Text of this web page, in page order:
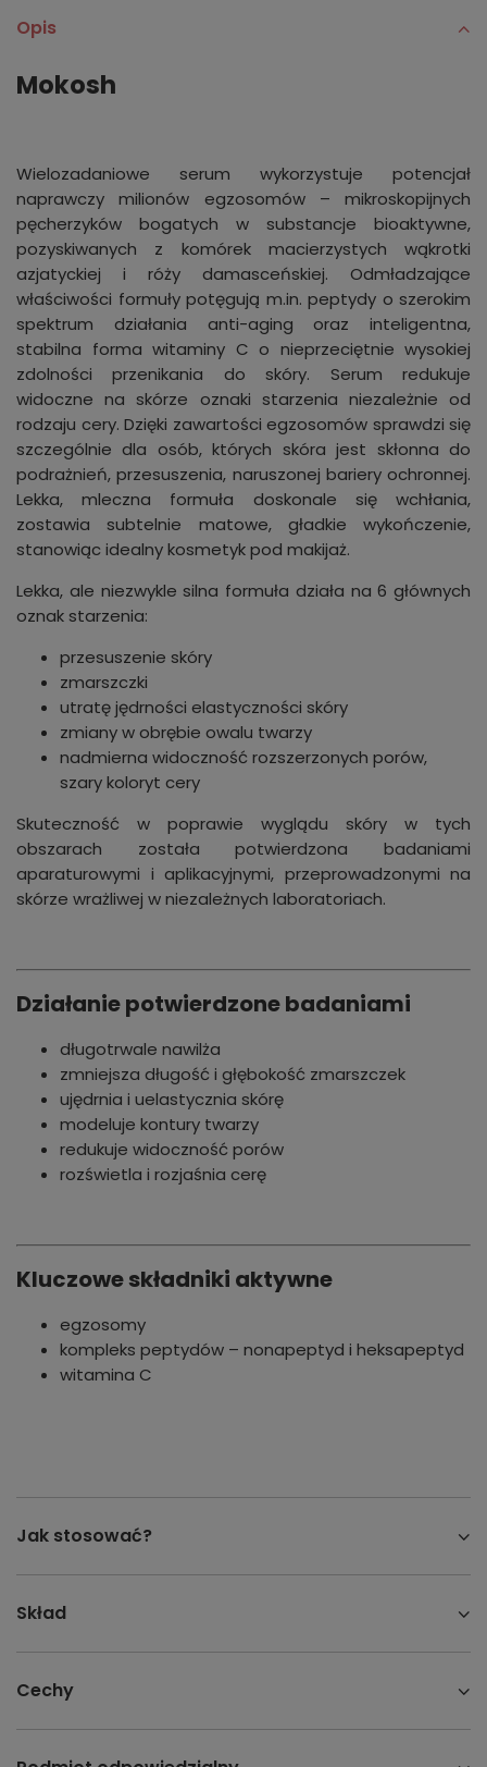
Opis
Mokosh
Wielozadaniowe serum wykorzystuje potencjał
naprawczy milionów egzosomów – mikroskopijnych
pęcherzyków bogatych w substancje bioaktywne,
pozyskiwanych z komórek macierzystych wąkrotki
azjatyckiej i róży damasceńskiej. Odmładzające
właściwości formuły potęgują m.in. peptydy o szerokim
spektrum działania anti-aging oraz inteligentna,
stabilna forma witaminy C o nieprzeciętnie wysokiej
zdolności przenikania do skóry. Serum redukuje
widoczne na skórze oznaki starzenia niezależnie od
rodzaju cery. Dzięki zawartości egzosomów sprawdzi się
szczególnie dla osób, których skóra jest skłonna do
podrażnień, przesuszenia, naruszonej bariery ochronnej.
Lekka, mleczna formuła doskonale się wchłania,
zostawia subtelnie matowe, gładkie wykończenie,
stanowiąc idealny kosmetyk pod makijaż.
Lekka, ale niezwykle silna formuła działa na 6 głównych
oznak starzenia:
przesuszenie skóry
zmarszczki
utratę jędrności elastyczności skóry
zmiany w obrębie owalu twarzy
nadmierna widoczność rozszerzonych porów,
szary koloryt cery
Skuteczność w poprawie wyglądu skóry w tych
obszarach została potwierdzona badaniami
aparaturowymi i aplikacyjnymi, przeprowadzonymi na
skórze wrażliwej w niezależnych laboratoriach.
Działanie potwierdzone badaniami
długotrwale nawilża
zmniejsza długość i głębokość zmarszczek
ujędrnia i uelastycznia skórę
modeluje kontury twarzy
redukuje widoczność porów
rozświetla i rozjaśnia cerę
Kluczowe składniki aktywne
egzosomy
kompleks peptydów – nonapeptyd i heksapeptyd
witamina C
Jak stosować?
Skład
Cechy